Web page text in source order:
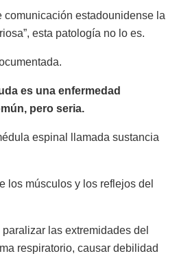
comunicación estadounidense la
esta patología no lo es.
es una enfermedad
pero seria.
espinal llamada sustancia
los músculos y los reflejos del
las extremidades del
respiratorio, causar debilidad